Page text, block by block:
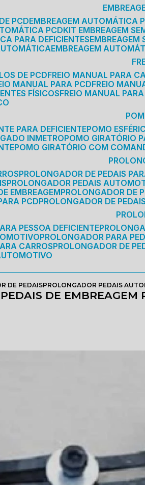
PCD EMBREAGEM AUTOMÁTICA
PCD
KIT EMBREAGEM
PARA DEFICIENTES
EMBREAGEM
DE PCD FREIO MANUAL PARA
MANUAL PARA PCD FREIO
FÍSICOS FREIO MANUAL
PARA DEFICIENTE POMO
INMETRO POMO GIRATÓRIO
POMO GIRATÓRIO COM
PROLONGADOR DE PEDAIS
PROLONGADOR PEDAIS
EMBREAGEM PROLONGADOR DE
PCD PROLONGADOR DE
PESSOA DEFICIENTE
PROLONGADOR PARA
CARROS PROLONGADOR DE
DE PEDAISPROLONGADOR PEDAIS
DE EMBREAGEM